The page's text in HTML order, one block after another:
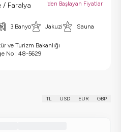
/ Faralya 'den Başlayan Fiyatlar
3 Banyo Jakuzi Sauna
ve Turizm Bakanlığı
No : 48-5629
TL USD EUR GBP